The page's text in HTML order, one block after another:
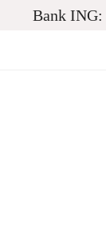
Bank ING: